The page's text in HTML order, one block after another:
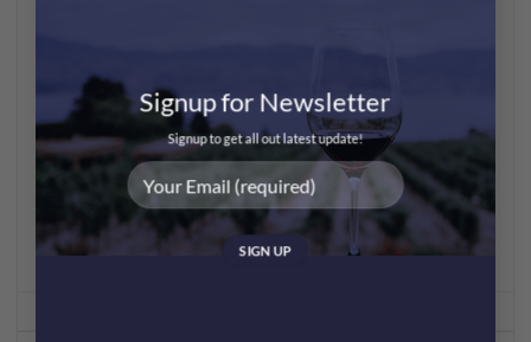
Signup for Newsletter
Signup to get all out latest update!
嘅變化及貼合飲家口味嘅趨勢，新世界先進嘅機械設備
互補不足等因素導致。所以大家要嚐試唔同地方嘅款
式，唔好盲目追崇啦…..CHEER